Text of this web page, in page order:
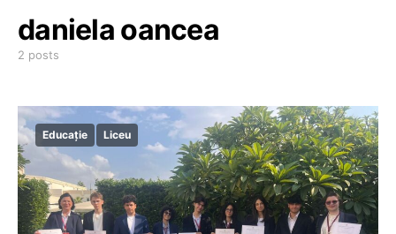
daniela oancea
2 posts
Educație Liceu